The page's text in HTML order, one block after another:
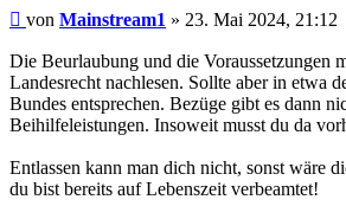
Beitrag
von Mainstream1 » 23. Mai 2024, 21:12
Die Beurlaubung und die Voraussetzungen
Landesrecht nachlesen. Sollte aber in etwa
Bundes entsprechen. Bezüge gibt es dann
Beihilfeleistungen. Insoweit musst du da
Entlassen kann man dich nicht, sonst wäre
du bist bereits auf Lebenszeit verbeamtet!